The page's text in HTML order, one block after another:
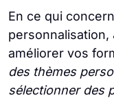
En ce qui
améliorer vos
des thèmes
sélectionner des